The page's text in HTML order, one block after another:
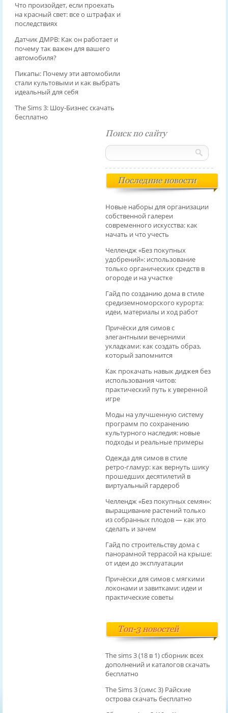
Что произойдет, если проехать
на красный свет: все о штрафах и
последствиях
Датчик ДМРВ: Как он работает и
почему так важен для вашего
автомобиля?
Пикапы: Почему эти автомобили
стали культовыми и как выбрать
идеальный для себя
The Sims 3: Шоу-Бизнес скачать
бесплатно
Поиск по сайту
Последние новости
Новые наборы для организации
собственной галереи
современного искусства: как
начать и что учесть
Челлендж «Без покупных
удобрений»: использование
только органических средств в
огороде и на участке
Гайд по созданию дома в стиле
средиземноморского курорта:
идеи, материалы и ход работ
Причёски для симов с
элегантными вечерними
укладками: как создать образ,
который запомнится
Как прокачать навык диджея без
использования читов:
практический путь к уверенной
игре
Моды на улучшенную систему
программ по сохранению
культурного наследия: новые
подходы и реальные примеры
Одежда для симов в стиле
ретро‑гламур: как вернуть шику
прошедших десятилетий в
виртуальный гардероб
Челлендж «Без покупных семян»:
выращивание растений только
из собранных плодов — как это
сделать и зачем
Гайд по строительству дома с
панорамной террасой на крыше:
от идеи до эксплуатации
Причёски для симов с мягкими
локонами и завитками: идеи и
практические советы
Топ-3 новостей
The sims 3 (18 в 1) сборник всех
дополнений и каталогов скачать
бесплатно
The Sims 3 (симс 3) Райские
острова скачать бесплатно